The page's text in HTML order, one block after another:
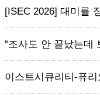
[ISEC 2026] 대미를
“조사도 안 끝났는데
이스트시큐리티-퓨리